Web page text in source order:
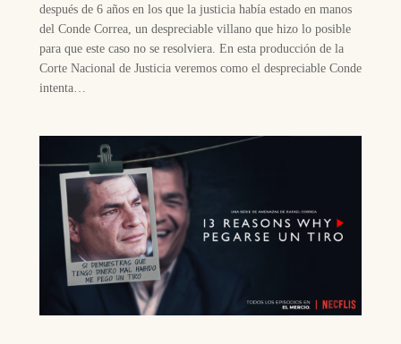
después de 6 años en los que la justicia había estado en manos
del Conde Correa, un despreciable villano que hizo lo posible
para que este caso no se resolviera. En esta producción de la
Corte Nacional de Justicia veremos como el despreciable Conde
intenta…